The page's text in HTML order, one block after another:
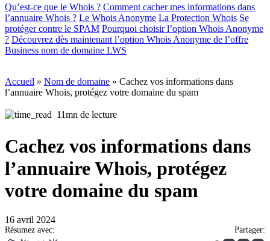
Qu’est-ce que le Whois ? Comment cacher mes informations dans
l’annuaire Whois ? Le Whois Anonyme La Protection Whois Se
protéger contre le SPAM Pourquoi choisir l’option Whois Anonyme
? Découvrez dès maintenant l’option Whois Anonyme de l’offre
Business nom de domaine LWS
Accueil » Nom de domaine » Cachez vos informations dans
l’annuaire Whois, protégez votre domaine du spam
11mn de lecture
Cachez vos informations dans
l’annuaire Whois, protégez
votre domaine du spam
16 avril 2024
Résumez avec: Partager: